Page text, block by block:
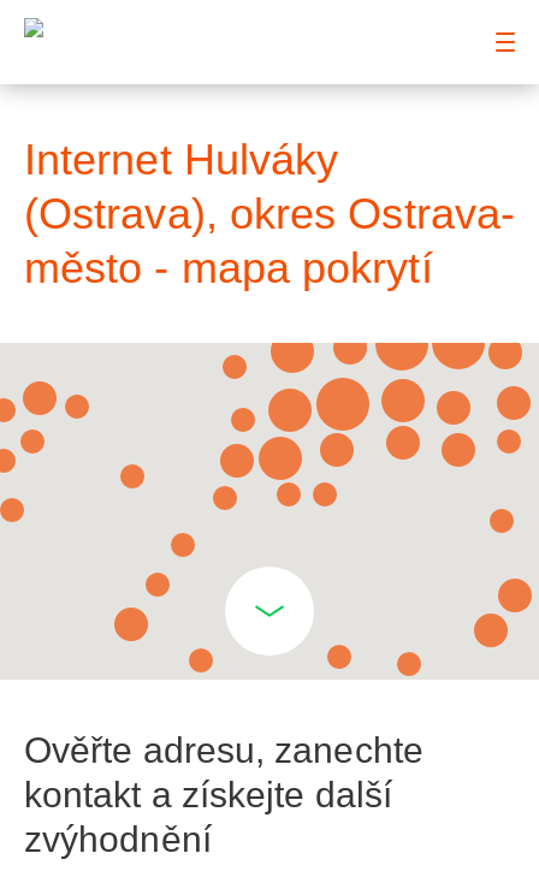
Internet Hulváky
(Ostrava), okres Ostrava-
město - mapa pokrytí
Ověřte adresu, zanechte
kontakt a získejte další
zvýhodnění
: Mapa pokrytí město